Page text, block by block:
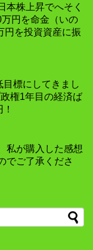
本株上昇でへそく
円を命金（いの
円を投資資産に振
標にしてきまし
権1年目の経済ば
私が購入した感想
でご了承くださ